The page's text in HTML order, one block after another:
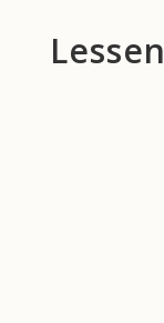
Lessen